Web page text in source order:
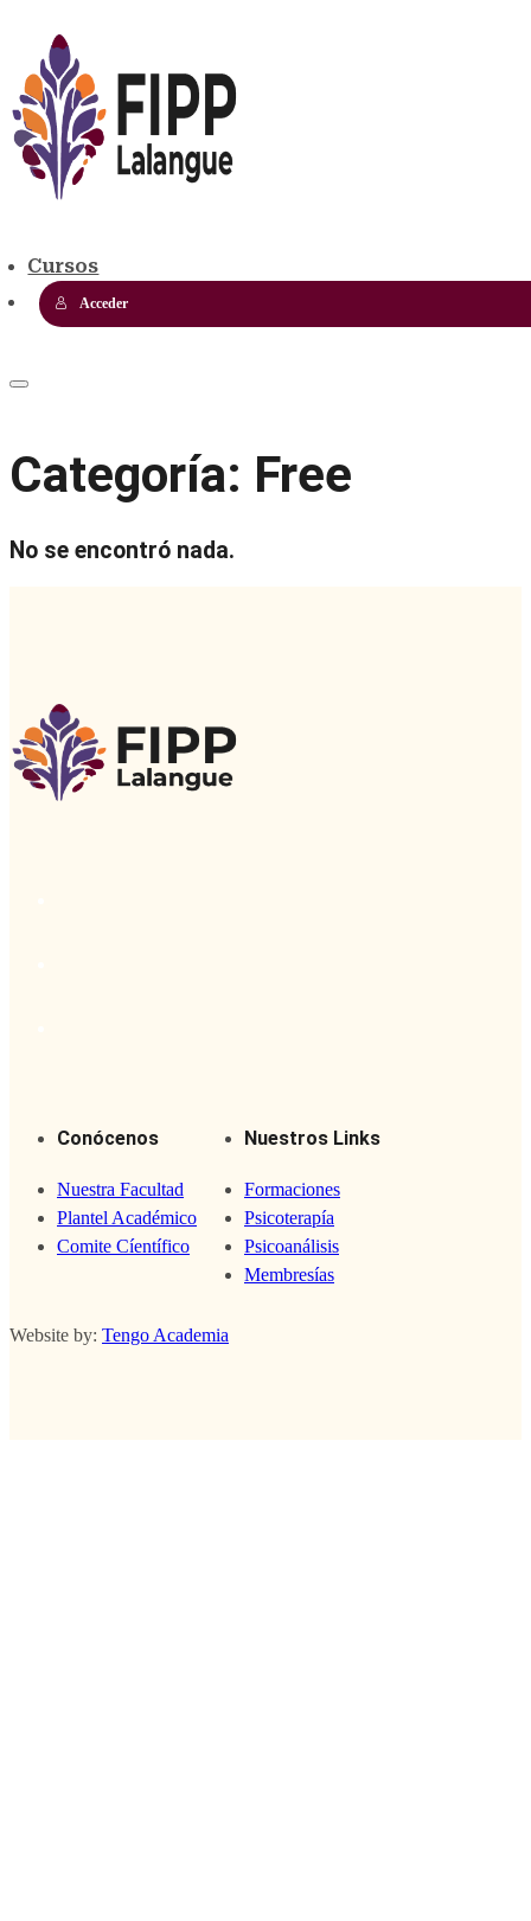
Cursos
Acceder
Categoría: Free
No se encontró nada.
Conócenos
Nuestra Facultad
Plantel Académico
Comite Cíentífico
Nuestros Links
Formaciones
Psicoterapía
Psicoanálisis
Membresías
Website by: Tengo Academia